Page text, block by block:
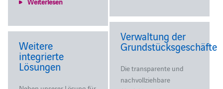
Verwaltung der
Grundstücksgeschäfte
Die transparente und
nachvollziehbare
Weitere
integrierte
Lösungen